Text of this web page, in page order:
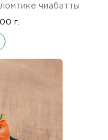
чиабатты
г.